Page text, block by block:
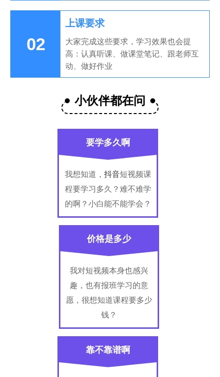
02
上课要求
大家完成这些要求，学习效果也会提
高：认真听课、做课堂笔记、跟老师互
动、做好作业
小伙伴都在问
要学多久啊
我想知道， 抖音短视频课
程要学习多久？难不难学
的啊？小白能不能学会？
价格是多少
我对短视频本身也感兴
趣，也有报班学习的意
愿，很想知道课程要多少
钱？
靠不靠谱啊